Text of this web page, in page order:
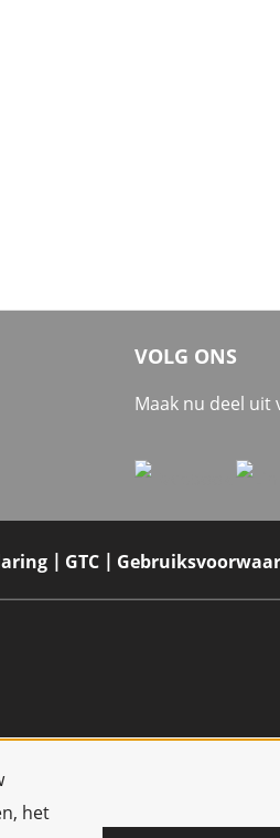
het
VOLG ONS
Maak nu deel uit
GTC